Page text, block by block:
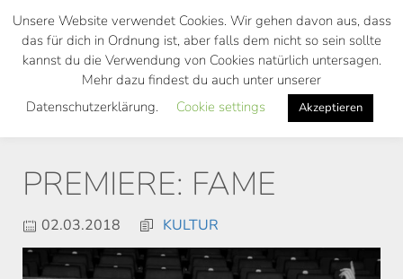
Skip
main
PREMIERE: FAME
02.03.2018 KULTUR
Unsere Website verwendet Cookies. Wir gehen davon aus, dass
das für dich in Ordnung ist, aber falls dem nicht so sein sollte
kannst du die Verwendung von Cookies natürlich untersagen.
Mehr dazu findest du auch unter unserer
Datenschutzerklärung.
Cookie settings Akzeptieren